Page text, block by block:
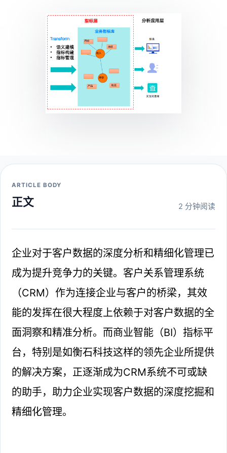
ARTICLE BODY
正文 2 分钟阅读
企业对于客户数据的深度分析和精细化管理已
成为提升竞争力的关键。客户关系管理系统
（CRM）作为连接企业与客户的桥梁，其效
能的发挥在很大程度上依赖于对客户数据的全
面洞察和精准分析。而商业智能（BI）指标平
台，特别是如衡石科技这样的领先企业所提供
的解决方案，正逐渐成为CRM系统不可或缺
的助手，助力企业实现客户数据的深度挖掘和
精细化管理。